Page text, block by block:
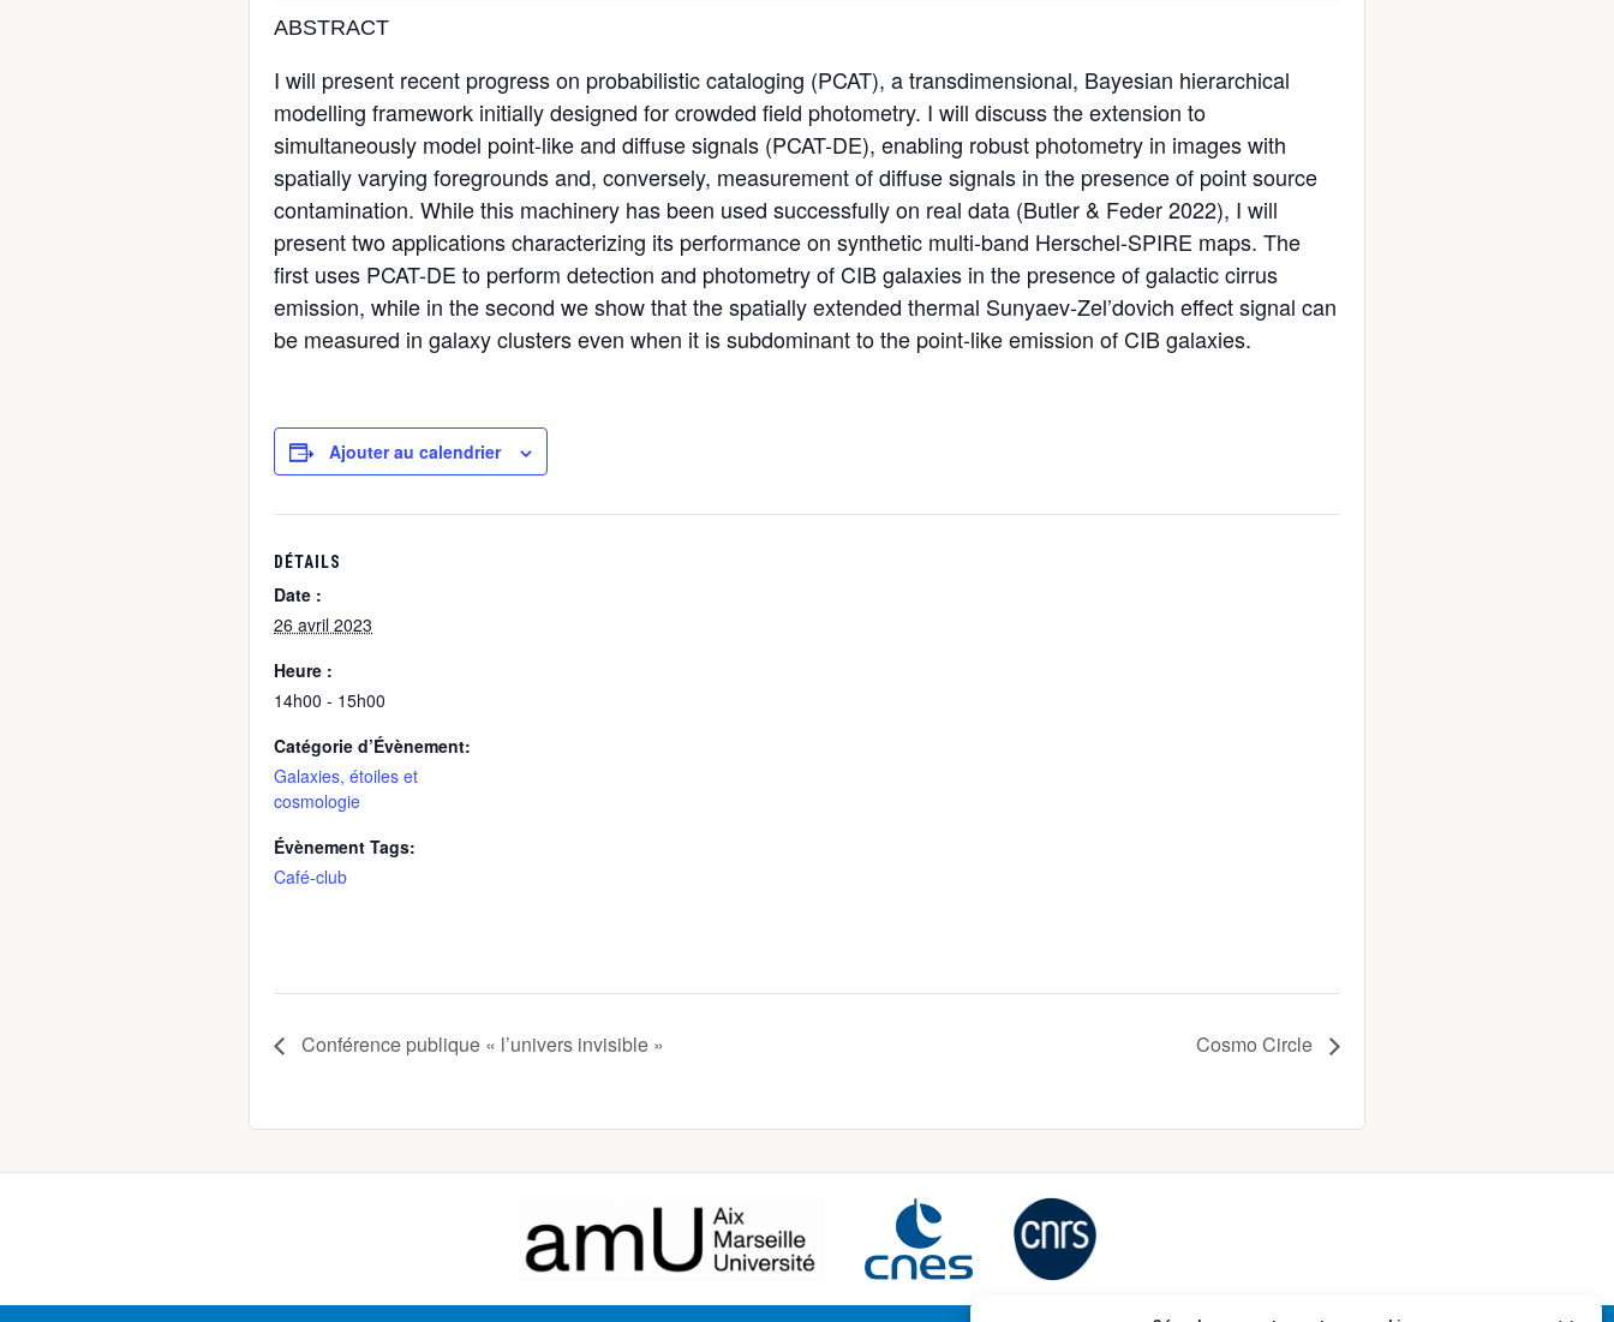
ABSTRACT
I will present recent progress on probabilistic cataloging (PCAT), a transdimensional, Bayesian hierarchical
modelling framework initially designed for crowded field photometry. I will discuss the extension to
simultaneously model point-like and diffuse signals (PCAT-DE), enabling robust photometry in images with
spatially varying foregrounds and, conversely, measurement of diffuse signals in the presence of point source
contamination. While this machinery has been used successfully on real data (Butler & Feder 2022), I will
present two applications characterizing its performance on synthetic multi-band Herschel-SPIRE maps. The
first uses PCAT-DE to perform detection and photometry of CIB galaxies in the presence of galactic cirrus
emission, while in the second we show that the spatially extended thermal Sunyaev-Zel’dovich effect signal can
be measured in galaxy clusters even when it is subdominant to the point-like emission of CIB galaxies.
Ajouter au calendrier
DÉTAILS
Date :
26 avril 2023
Heure :
14h00 - 15h00
Catégorie d’Évènement:
Galaxies, étoiles et
cosmologie
Évènement Tags:
Café-club
Conférence publique « l’univers invisible » Cosmo Circle